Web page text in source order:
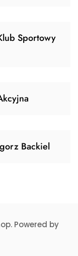
Sportowy
Backiel
Powered by